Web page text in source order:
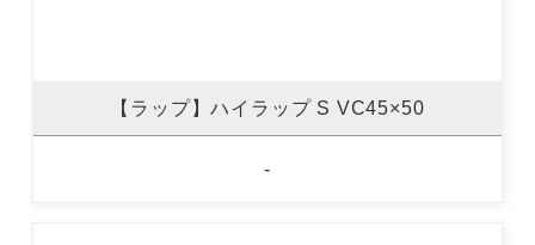
【ラップ】ハイラップ S VC45×50
-